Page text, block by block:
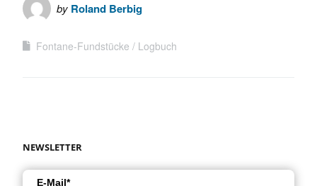
by Roland Berbig
Fontane-Fundstücke Logbuch
NEWSLETTER
E-Mail*